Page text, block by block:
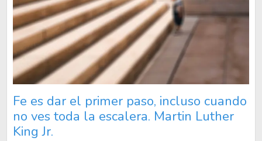
Fe es dar el primer paso, incluso cuando
no ves toda la escalera. Martin Luther
King Jr.